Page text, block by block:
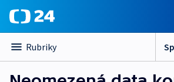
Rubriky